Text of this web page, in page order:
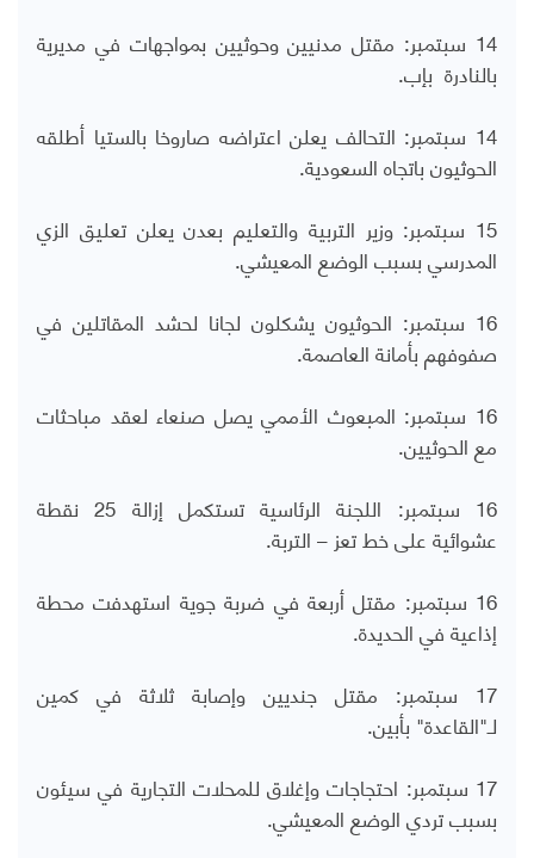
14 سبتمبر: مقتل مدنيين وحوثيين بمواجهات في مديرية
بالنادرة بإب.
14 سبتمبر: التحالف يعلن اعتراضه صاروخا بالستيا أطلقه
الحوثيون باتجاه السعودية.
15 سبتمبر: وزير التربية والتعليم بعدن يعلن تعليق الزي
المدرسي بسبب الوضع المعيشي.
16 سبتمبر: الحوثيون يشكلون لجانا لحشد المقاتلين في
صفوفهم بأمانة العاصمة.
16 سبتمبر: المبعوث الأممي يصل صنعاء لعقد مباحثات
مع الحوثيين.
16 سبتمبر: اللجنة الرئاسية تستكمل إزالة 25 نقطة
عشوائية على خط تعز – التربة.
16 سبتمبر: مقتل أربعة في ضربة جوية استهدفت محطة
إذاعية في الحديدة.
17 سبتمبر: مقتل جنديين وإصابة ثلاثة في كمين
لـ"القاعدة" بأبين.
17 سبتمبر: احتجاجات وإغلاق للمحلات التجارية في سيئون
بسبب تردي الوضع المعيشي.